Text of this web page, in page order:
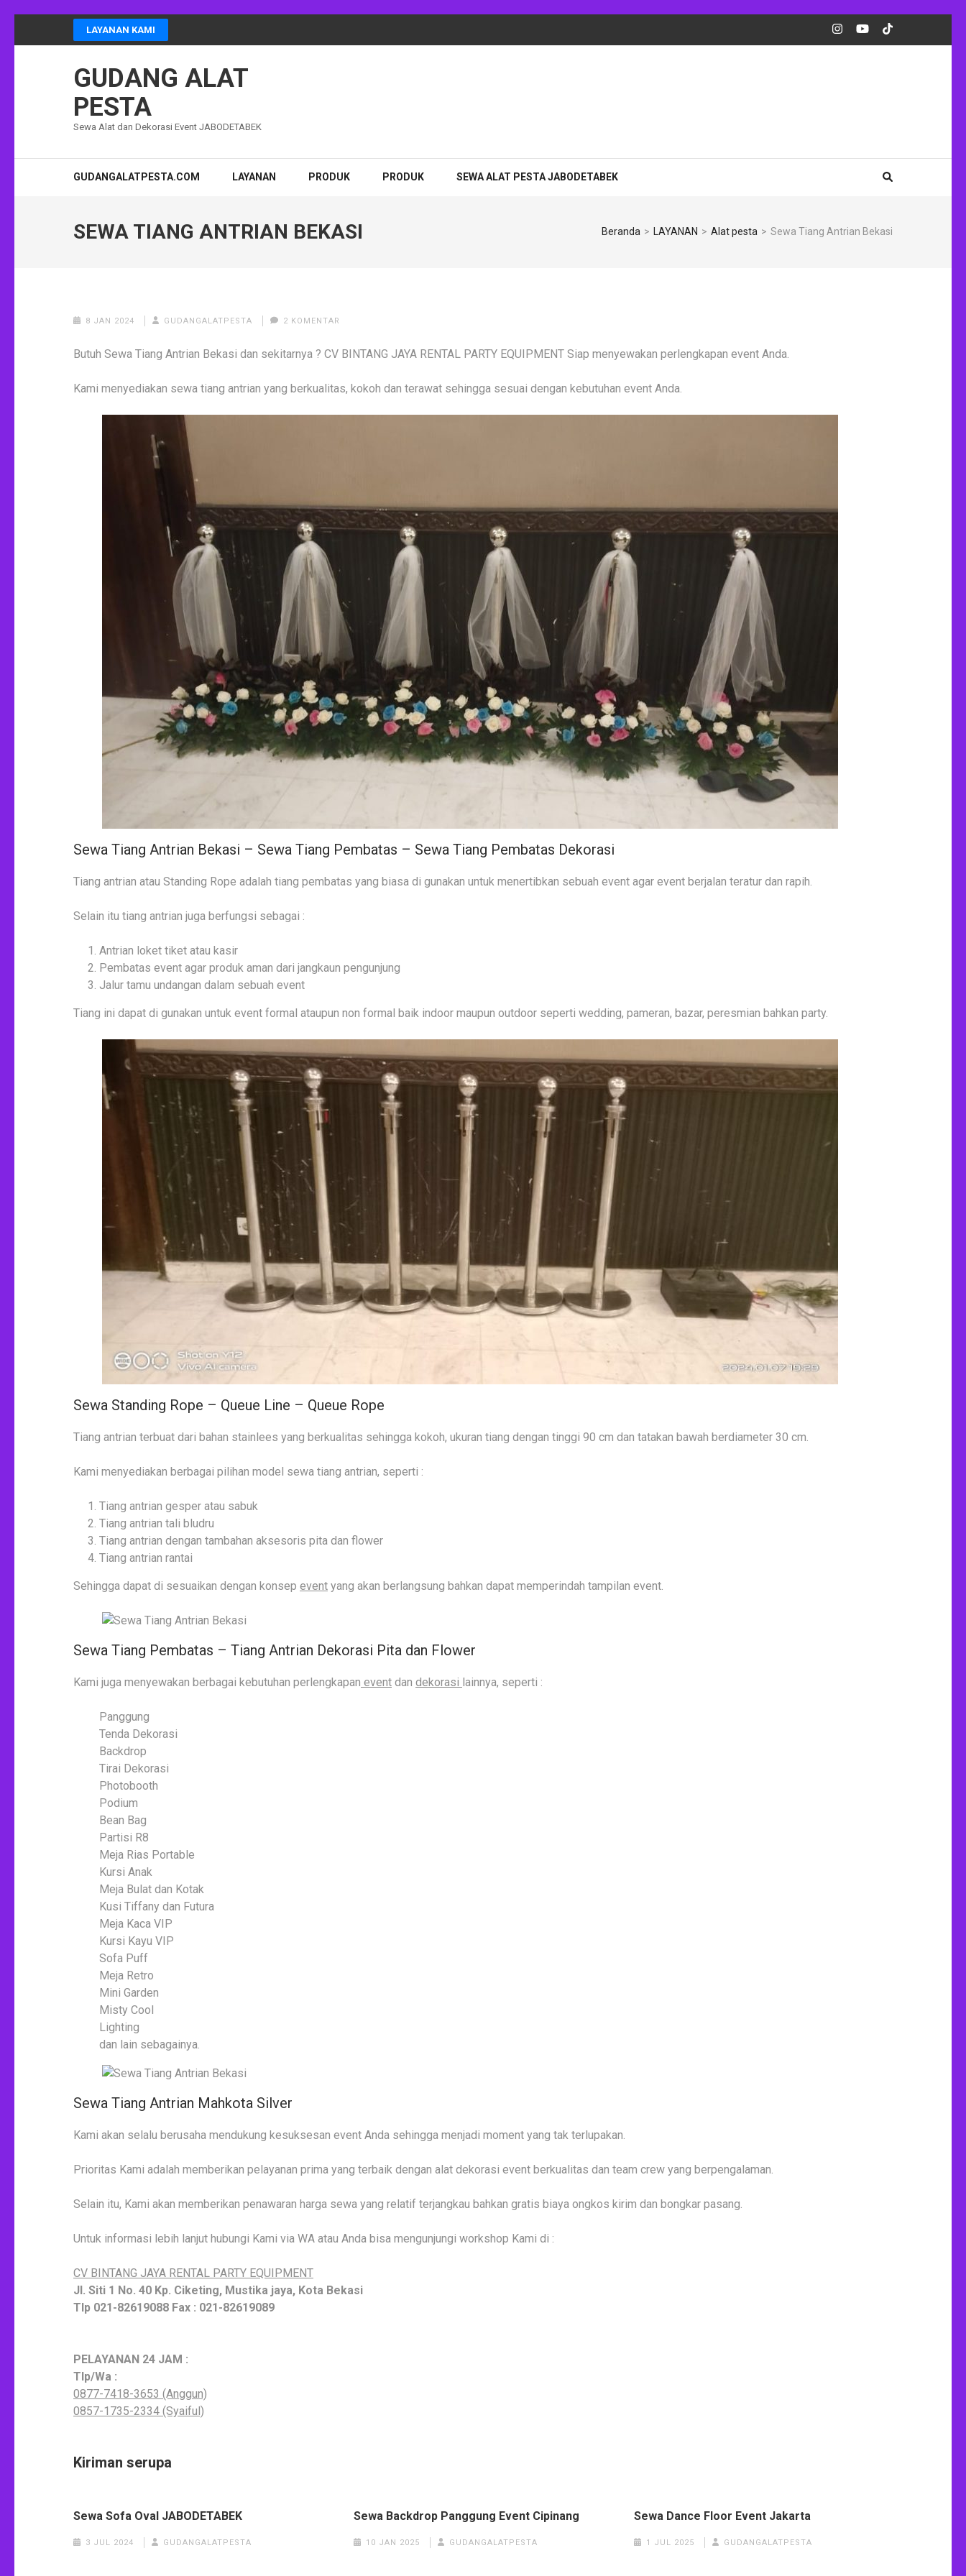
LAYANAN KAMI
GUDANG ALAT
PESTA
Sewa Alat dan Dekorasi Event JABODETABEK
GUDANGALATPESTA.COM LAYANAN PRODUK PRODUK SEWA ALAT PESTA JABODETABEK
SEWA TIANG ANTRIAN BEKASI Beranda > LAYANAN > Alat pesta > Sewa Tiang Antrian Bekasi
8 JAN 2024 GUDANGALATPESTA 2 KOMENTAR
Butuh Sewa Tiang Antrian Bekasi dan sekitarnya ? CV BINTANG JAYA RENTAL PARTY EQUIPMENT Siap menyewakan perlengkapan event Anda.
Kami menyediakan sewa tiang antrian yang berkualitas, kokoh dan terawat sehingga sesuai dengan kebutuhan event Anda.
Sewa Tiang Antrian Bekasi – Sewa Tiang Pembatas – Sewa Tiang Pembatas Dekorasi
Tiang antrian atau Standing Rope adalah tiang pembatas yang biasa di gunakan untuk menertibkan sebuah event agar event berjalan teratur dan rapih.
Selain itu tiang antrian juga berfungsi sebagai :
Antrian loket tiket atau kasir
Pembatas event agar produk aman dari jangkaun pengunjung
Jalur tamu undangan dalam sebuah event
Tiang ini dapat di gunakan untuk event formal ataupun non formal baik indoor maupun outdoor seperti wedding, pameran, bazar, peresmian bahkan party.
Sewa Standing Rope – Queue Line – Queue Rope
Tiang antrian terbuat dari bahan stainlees yang berkualitas sehingga kokoh, ukuran tiang dengan tinggi 90 cm dan tatakan bawah berdiameter 30 cm.
Kami menyediakan berbagai pilihan model sewa tiang antrian, seperti :
Tiang antrian gesper atau sabuk
Tiang antrian tali bludru
Tiang antrian dengan tambahan aksesoris pita dan flower
Tiang antrian rantai
Sehingga dapat di sesuaikan dengan konsep event yang akan berlangsung bahkan dapat memperindah tampilan event.
Sewa Tiang Pembatas – Tiang Antrian Dekorasi Pita dan Flower
Kami juga menyewakan berbagai kebutuhan perlengkapan event dan dekorasi lainnya, seperti :
Panggung
Tenda Dekorasi
Backdrop
Tirai Dekorasi
Photobooth
Podium
Bean Bag
Partisi R8
Meja Rias Portable
Kursi Anak
Meja Bulat dan Kotak
Kusi Tiffany dan Futura
Meja Kaca VIP
Kursi Kayu VIP
Sofa Puff
Meja Retro
Mini Garden
Misty Cool
Lighting
dan lain sebagainya.
Sewa Tiang Antrian Mahkota Silver
Kami akan selalu berusaha mendukung kesuksesan event Anda sehingga menjadi moment yang tak terlupakan.
Prioritas Kami adalah memberikan pelayanan prima yang terbaik dengan alat dekorasi event berkualitas dan team crew yang berpengalaman.
Selain itu, Kami akan memberikan penawaran harga sewa yang relatif terjangkau bahkan gratis biaya ongkos kirim dan bongkar pasang.
Untuk informasi lebih lanjut hubungi Kami via WA atau Anda bisa mengunjungi workshop Kami di :
CV BINTANG JAYA RENTAL PARTY EQUIPMENT
Jl. Siti 1 No. 40 Kp. Ciketing, Mustika jaya, Kota Bekasi
Tlp 021-82619088 Fax : 021-82619089
PELAYANAN 24 JAM :
Tlp/Wa :
0877-7418-3653 (Anggun)
0857-1735-2334 (Syaiful)
Kiriman serupa
Sewa Sofa Oval JABODETABEK
3 JUL 2024 GUDANGALATPESTA
Sewa Backdrop Panggung Event Cipinang
10 JAN 2025 GUDANGALATPESTA
Sewa Dance Floor Event Jakarta
1 JUL 2025 GUDANGALATPESTA